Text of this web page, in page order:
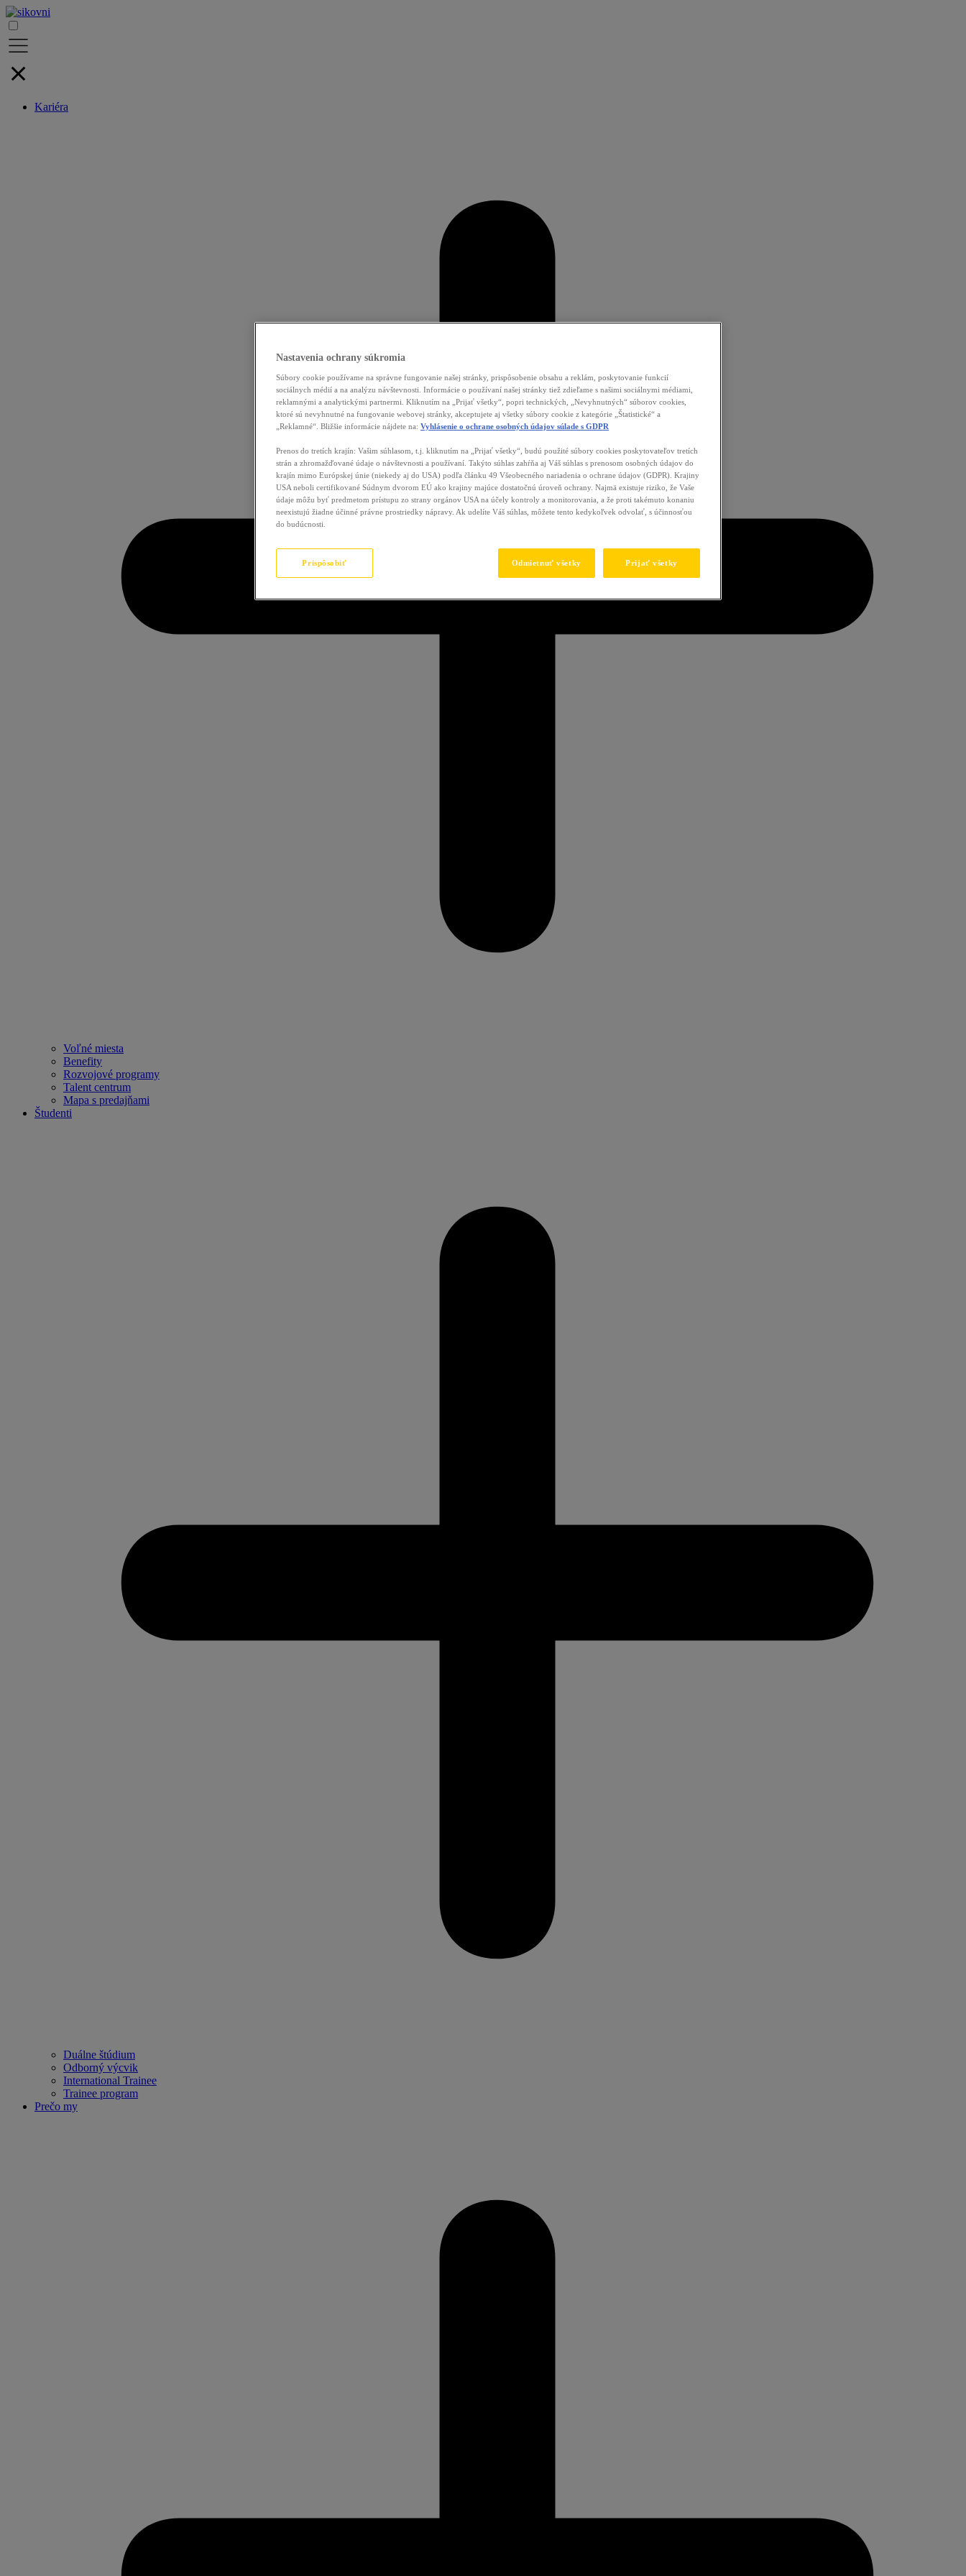
Kariéra
Voľné miesta
Benefity
Rozvojové programy
Talent centrum
Mapa s predajňami
Študenti
Duálne štúdium
Odborný výcvik
International Trainee
Trainee program
Prečo my
Nastavenia ochrany súkromia
Súbory cookie používame na správne fungovanie našej stránky, prispôsobenie obsahu a reklám, poskytovanie funkcií
sociálnych médií a na analýzu návštevnosti. Informácie o používaní našej stránky tiež zdieľame s našimi sociálnymi médiami,
reklamnými a analytickými partnermi. Kliknutím na „Prijať všetky“, popri technických, „Nevyhnutných“ súborov cookies,
ktoré sú nevyhnutné na fungovanie webovej stránky, akceptujete aj všetky súbory cookie z kategórie „Štatistické“ a
„Reklamné“. Bližšie informácie nájdete na: Vyhlásenie o ochrane osobných údajov súlade s GDPR
Prenos do tretích krajín: Vašim súhlasom, t.j. kliknutím na „Prijať všetky“, budú použité súbory cookies poskytovateľov tretích
strán a zhromažďované údaje o návštevnosti a používaní. Takýto súhlas zahŕňa aj Váš súhlas s prenosom osobných údajov do
krajín mimo Európskej únie (niekedy aj do USA) podľa článku 49 Všeobecného nariadenia o ochrane údajov (GDPR). Krajiny
USA neboli certifikované Súdnym dvorom EÚ ako krajiny majúce dostatočnú úroveň ochrany. Najmä existuje riziko, že Vaše
údaje môžu byť predmetom prístupu zo strany orgánov USA na účely kontroly a monitorovania, a že proti takémuto konaniu
neexistujú žiadne účinné právne prostriedky nápravy. Ak udelíte Váš súhlas, môžete tento kedykoľvek odvolať, s účinnosťou
do budúcnosti.
Prispôsobiť Odmietnuť všetky Prijať všetky